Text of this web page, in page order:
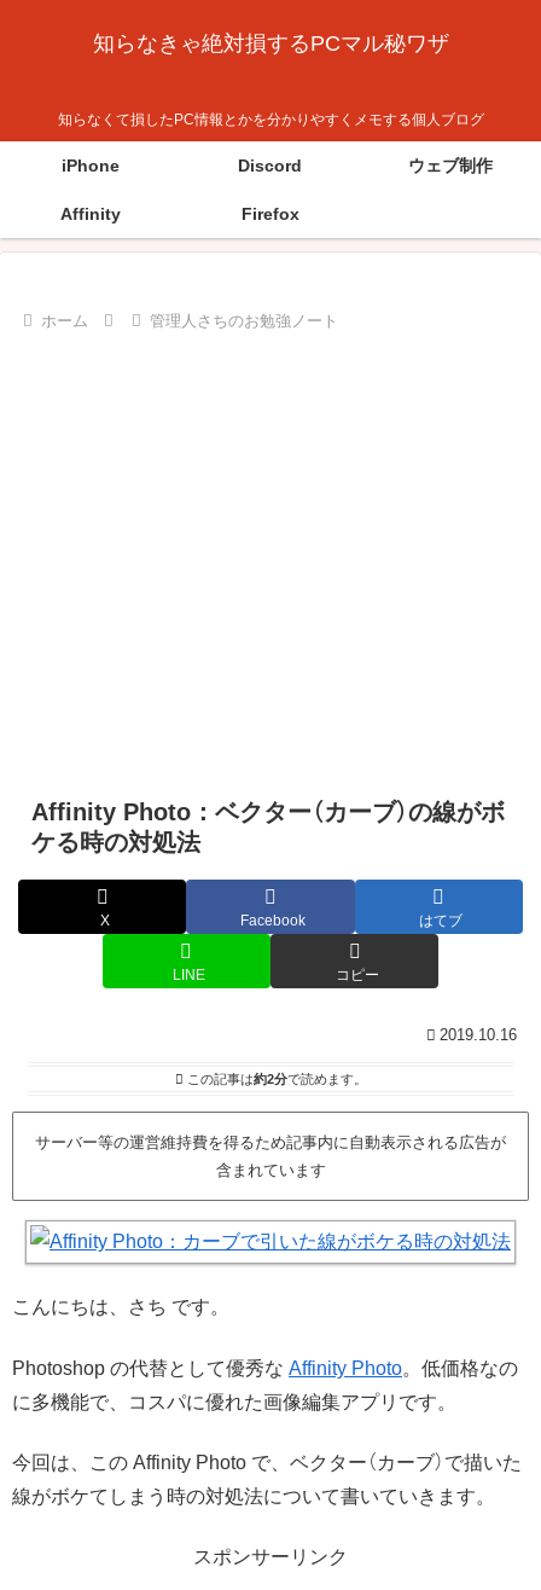
知らなきゃ絶対損するPCマル秘ワザ
知らなくて損したPC情報とかを分かりやすくメモする個人ブログ
iPhone Discord ウェブ制作
Affinity Firefox
ホーム 管理人さちのお勉強ノート
Affinity Photo：ベクター（カーブ）の線がボ
ケる時の対処法
X Facebook はてブ
LINE コピー
2019.10.16
この記事は約2分で読めます。
サーバー等の運営維持費を得るため記事内に自動表示される広告が
含まれています
こんにちは、さち です。
Photoshop の代替として優秀な Affinity Photo。低価格なの
に多機能で、コスパに優れた画像編集アプリです。
今回は、この Affinity Photo で、ベクター（カーブ）で描いた
線がボケてしまう時の対処法について書いていきます。
スポンサーリンク